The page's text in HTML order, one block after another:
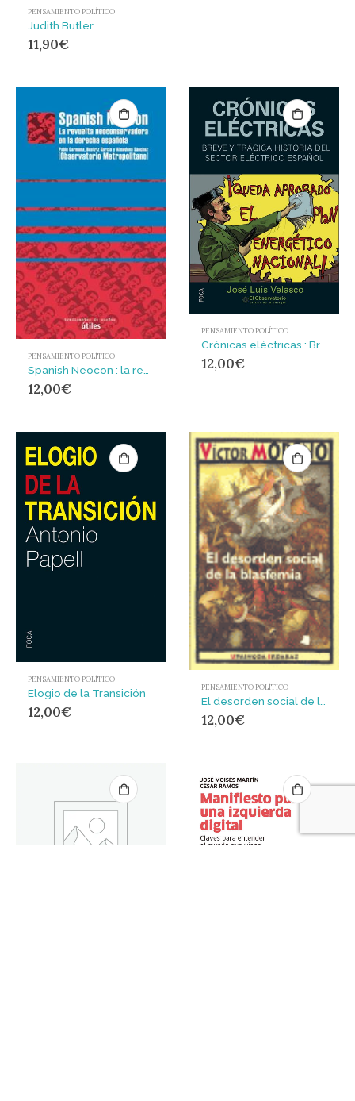
PENSAMIENTO POLÍTICO
Judith Butler
11,90€
PENSAMIENTO POLÍTICO
Spanish Neocon : la revuelta neoconservadora en la derecha española
12,00€
PENSAMIENTO POLÍTICO
12,00€
PENSAMIENTO POLÍTICO
Elogio de la Transición
12,00€
PENSAMIENTO POLÍTICO
El desorden social de la blasfemia
12,00€